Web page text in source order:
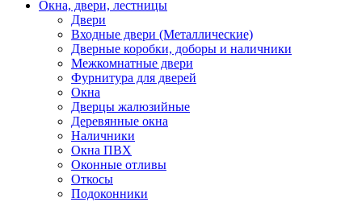
Окна, двери, лестницы
Двери
Входные двери (Металлические)
Дверные коробки, доборы и наличники
Межкомнатные двери
Фурнитура для дверей
Окна
Дверцы жалюзийные
Деревянные окна
Наличники
Окна ПВХ
Оконные отливы
Откосы
Подоконники